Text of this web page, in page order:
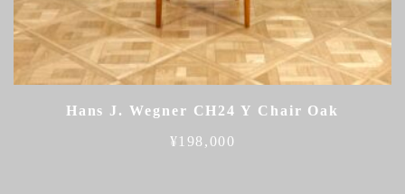
Hans J. Wegner CH24 Y Chair Oak
¥198,000